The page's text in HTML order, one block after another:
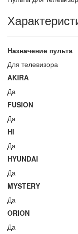
Назначение пульта
Для телевизора
AKIRA
Да
FUSION
Да
HI
Да
HYUNDAI
Да
MYSTERY
Да
ORION
Да